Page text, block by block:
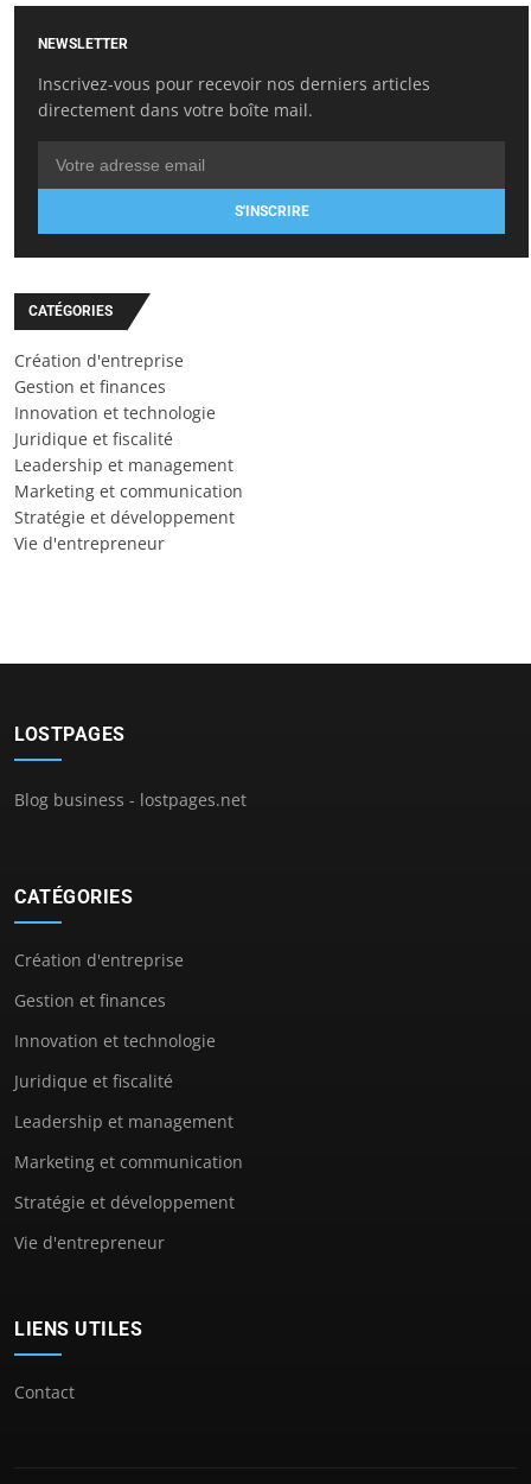
NEWSLETTER
Inscrivez-vous pour recevoir nos derniers articles
directement dans votre boîte mail.
S'INSCRIRE
CATÉGORIES
Création d'entreprise
Gestion et finances
Innovation et technologie
Juridique et fiscalité
Leadership et management
Marketing et communication
Stratégie et développement
Vie d'entrepreneur
LOSTPAGES
Blog business - lostpages.net
CATÉGORIES
Création d'entreprise
Gestion et finances
Innovation et technologie
Juridique et fiscalité
Leadership et management
Marketing et communication
Stratégie et développement
Vie d'entrepreneur
LIENS UTILES
Contact